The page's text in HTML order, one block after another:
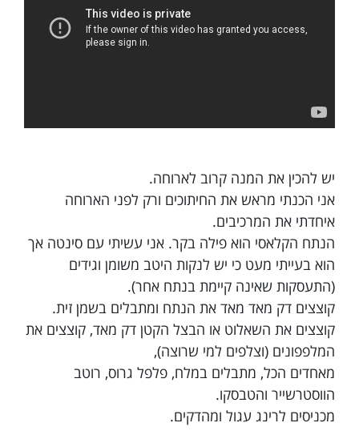
יש להכין את המנה קרוב לארוחה.
אני הכנתי מראש את החיתוכים ורק לפני הארוחה
איחדתי את המרכיבים.
הנתח הקלאסי הוא פילה בקר. אני עשיתי עם סינטה אך
הוא בעייתי מעט כי יש לנקות היטב משומן וגידים
(התעסקות שאינה קיימת בנתח אחר).
קוצצים דק מאד מאד את הנתח ומתבלים בשמן זית.
קוצצים את השאלוט או הבצל הקטן דק מאד, קוצצים את
המלפפונים (וצלפים למי שרוצה),
מאחדים הכל, מתבלים במלח, פלפל גרוס, רוטב
הווסטרשייר והטבסקו.
מכניסים לרינג עגול ומהדקים.